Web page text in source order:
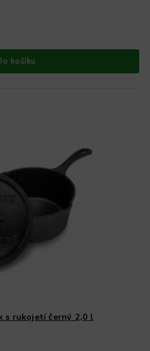
košíku
s rukojetí černý 2,0 l